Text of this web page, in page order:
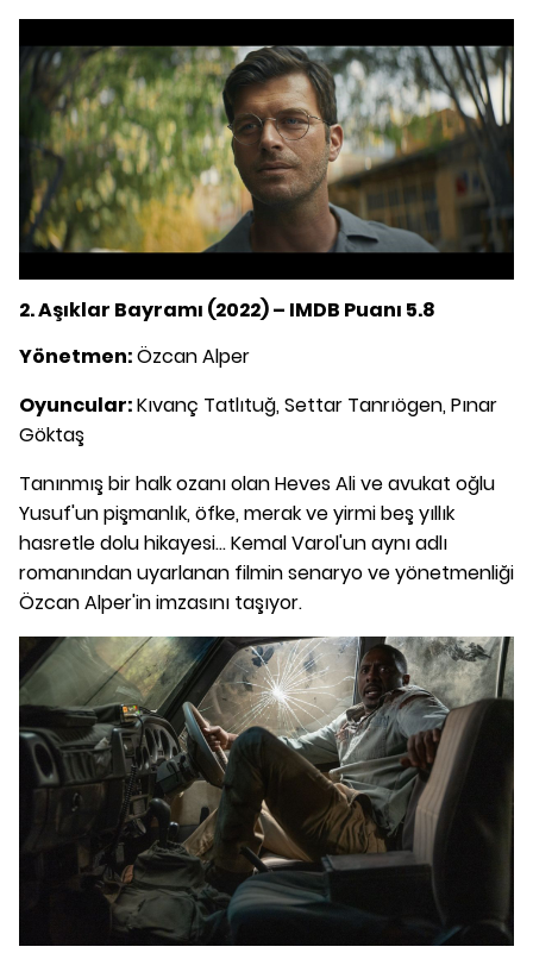
2. Aşıklar Bayramı (2022) – IMDB Puanı 5.8
Yönetmen:Özcan Alper
Oyuncular:Kıvanç Tatlıtuğ, Settar Tanrıögen, Pınar
Göktaş
Tanınmış bir halk ozanı olan Heves Ali ve avukat oğlu
Yusuf'un pişmanlık, öfke, merak ve yirmi beş yıllık
hasretle dolu hikayesi... Kemal Varol'un aynı adlı
romanından uyarlanan filmin senaryo ve yönetmenliği
Özcan Alper'in imzasını taşıyor.